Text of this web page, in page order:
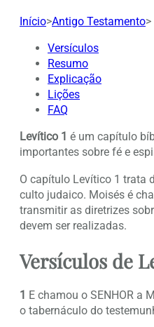
Início>Antigo Testamento>
Versículos
Resumo
Explicação
Lições
FAQ
Levítico 1 é um capítulo
importantes sobre fé e
O capítulo Levítico 1 trata
culto judaico. Moisés é
transmitir as diretrizes
devem ser realizadas.
Versículos de
1 E chamou o SENHOR a
o tabernáculo do